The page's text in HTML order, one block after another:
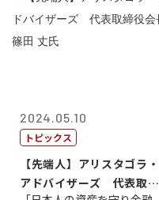
2024.05.10
トピックス
【先端人】アリスタゴラ・
アドバイザーズ 代表取締